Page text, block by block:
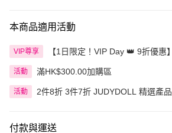
本商品適用活動
VIP尊享 【1日限定！VIP Day 👑 9折優惠】
活動 滿HK$300.00加購區
活動 2件8折 3件7折 JUDYDOLL 精選產品
付款與運送